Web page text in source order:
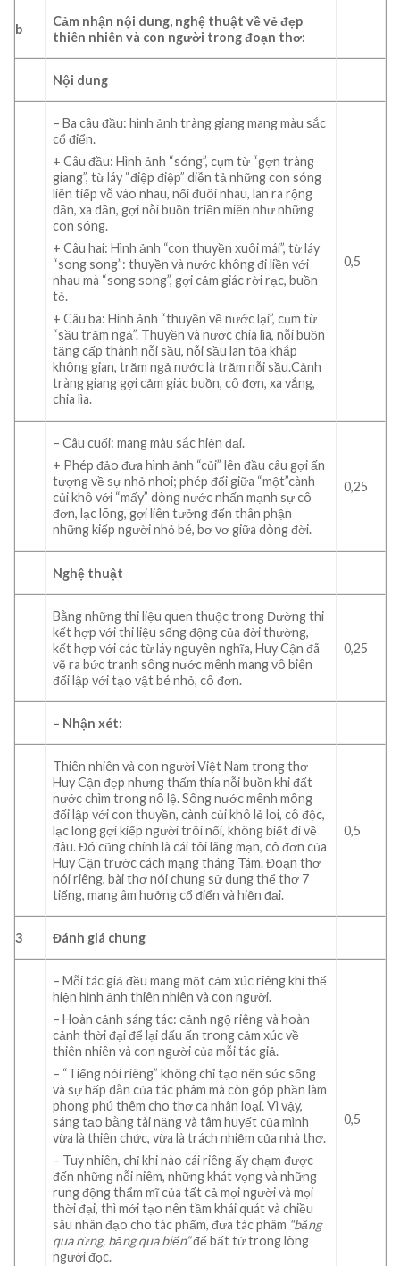
b
Cảm nhận nội dung, nghệ thuật vềvẻ đẹp
thiên nhiên và con người trongđoạn thơ:
Nội dung
– Ba câu đầu: hình ảnh tràng giang mang màu sắc
cổ điển.
+ Câu đầu: Hình ảnh “sóng”, cụm từ “gợn tràng
giang”, từ láy “điệp điệp” diễn tả những con sóng
liên tiếp vỗ vào nhau, nối đuôi nhau, lan ra rộng
dần, xa dần, gợi nỗi buồn triền miên như những
con sóng.
+ Câu hai: Hình ảnh “con thuyền xuôi mái”, từ láy
“song song”: thuyền và nước không đi liền với
nhau mà “song song”, gợi cảm giác rời rạc, buồn
tẻ.
+ Câu ba: Hình ảnh “thuyền về nước lại”, cụm từ
“sầu trăm ngả”. Thuyền và nước chia lìa, nỗi buồn
tăng cấp thành nỗi sầu, nỗi sầu lan tỏa khắp
không gian, trăm ngả nước là trăm nỗi sầu.Cảnh
tràng giang gợi cảm giác buồn, cô đơn, xa vắng,
chia lìa.
0,5
– Câu cuối: mang màu sắc hiện đại.
+ Phép đảo đưa hình ảnh “củi” lên đầu câu gợi ấn
tượng về sự nhỏ nhoi; phép đối giữa “một”cành
củi khô với “mấy” dòng nước nhấn mạnh sự cô
đơn, lạc lõng, gợi liên tưởng đến thân phận
những kiếp người nhỏ bé, bơ vơ giữa dòng đời.
0,25
Nghệ thuật
Bằng những thi liệu quen thuộc trong Đường thi
kết hợp với thi liệu sống động của đời thường,
kết hợp với các từ láy nguyên nghĩa, Huy Cận đã
vẽ ra bức tranh sông nước mênh mang vô biên
đối lập với tạo vật bé nhỏ, cô đơn.
0,25
– Nhận xét:
Thiên nhiên và con người Việt Nam trong thơ
Huy Cận đẹp nhưng thấm thía nỗi buồn khi đất
nước chìm trong nô lệ. Sông nước mênh mông
đối lập với con thuyền, cành củi khô lẻ loi, cô độc,
lạc lõng gợi kiếp người trôi nổi, không biết đi về
đâu. Đó cũng chính là cái tôi lãng mạn, cô đơn của
Huy Cận trước cách mạng tháng Tám. Đoạn thơ
nói riêng, bài thơ nói chung sử dụng thể thơ 7
tiếng, mang âm hưởng cổ điển và hiện đại.
0,5
3 Đánh giá chung
– Mỗi tác giả đều mang một cảm xúc riêng khi thể
hiện hình ảnh thiên nhiên và con người.
– Hoàn cảnh sáng tác: cảnh ngộ riêng và hoàn
cảnh thời đại để lại dấu ấn trong cảm xúc về
thiên nhiên và con người của mỗi tác giả.
– “Tiếng nói riêng” không chỉ tạo nên sức sống
và sự hấp dẫn của tác phâm mà còn góp phần làm
phong phú thêm cho thơ ca nhân loại. Vì vậy,
sáng tạo bằng tài năng và tâm huyết của mình
vừa là thiên chức, vừa là trách nhiệm của nhà thơ.
– Tuy nhiên, chỉ khi nào cái riêng ấy chạm được
đến những nỗi niêm, những khát vọng và những
rung động thẩm mĩ của tất cả mọi người và mọi
thời đại, thì mới tạo nên tầm khái quát và chiều
sâu nhân đạo cho tác phẩm, đưa tác phâm “băng
qua rừng, băng qua biển”để bất tử trong lòng
người đọc.
0,5